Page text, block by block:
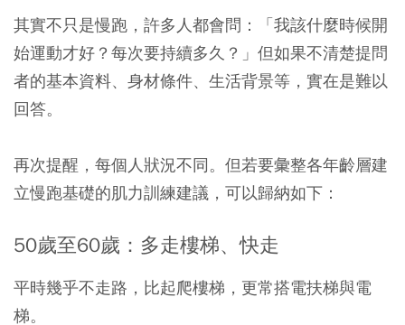
其實不只是慢跑，許多人都會問：「我該什麼時候開
始運動才好？每次要持續多久？」但如果不清楚提問
者的基本資料、身材條件、生活背景等，實在是難以
回答。
再次提醒，每個人狀況不同。但若要彙整各年齡層建
立慢跑基礎的肌力訓練建議，可以歸納如下：
50歲至60歲：多走樓梯、快走
平時幾乎不走路，比起爬樓梯，更常搭電扶梯與電
梯。